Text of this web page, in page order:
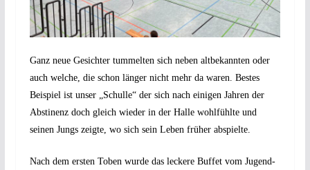
Ganz neue Gesichter tummelten sich neben altbekannten oder
auch welche, die schon länger nicht mehr da waren. Bestes
Beispiel ist unser „Schulle“ der sich nach einigen Jahren der
Abstinenz doch gleich wieder in der Halle wohlfühlte und
seinen Jungs zeigte, wo sich sein Leben früher abspielte.
Nach dem ersten Toben wurde das leckere Buffet vom Jugend-